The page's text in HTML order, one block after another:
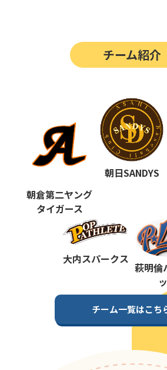
第12回 決勝戦の動画はこちら
ポップアスリートカ
第10回 ポップアスリートカ
第9回 ポップアスリートカッ
第7回
第6回 ポップアスリートカ
第5回 ポップアスリートカ
ポップアスリートカ
ポップアスリートカッ
ポップアスリートカッ
チーム紹介
朝倉第二ヤング
タイガース
朝日SANDYS
大内スパークス
萩明倫
チーム一覧はこち